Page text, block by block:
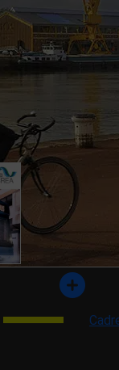
Les
Pour
chaque